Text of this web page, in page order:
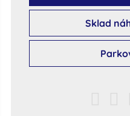
Sklad